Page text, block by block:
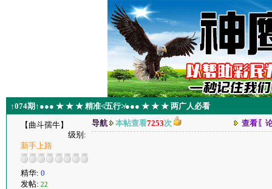
↑074期↑●●● ★ ★ ★ 精准≮五行≯●●● ★ ★ ★ 两广人必看
【曲斗孺牛】
级别:
新手上路
精华: 0
发帖: 22
导航 本帖查看7253次 查看〖